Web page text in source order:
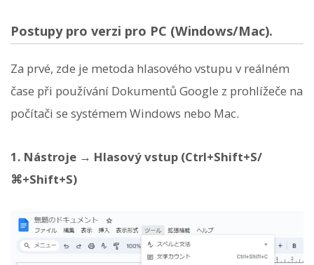
Postupy pro verzi pro PC (Windows/Mac).
Za prvé, zde je metoda hlasového vstupu v reálném
čase při používání Dokumentů Google z prohlížeče na
počítači se systémem Windows nebo Mac.
1. Nástroje → Hlasový vstup (Ctrl+Shift+S/
⌘+Shift+S)